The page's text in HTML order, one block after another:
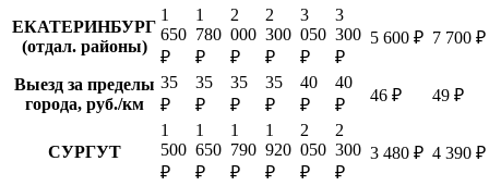
ЕКАТЕРИНБУРГ
(отдал. районы)
1
650
₽
1
780
₽
2
000
₽
2
300
₽
3
050
₽
3
300
₽
5 600 ₽ 7 700 ₽
Выезд за пределы
города, руб./км
35
₽
35
₽
35
₽
35
₽
40
₽
40
₽
46 ₽ 49 ₽
СУРГУТ
1
500
₽
1
650
₽
1
790
₽
1
920
₽
2
050
₽
2
300
₽
3 480 ₽ 4 390 ₽